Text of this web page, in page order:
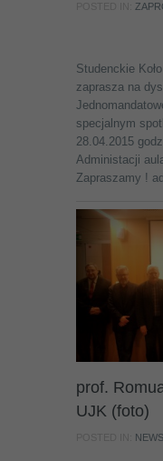
Studenckie
zaprasza na
specjalnym
28.04.2015
Administacji
Zapraszamy !
prof.
UJK (foto)